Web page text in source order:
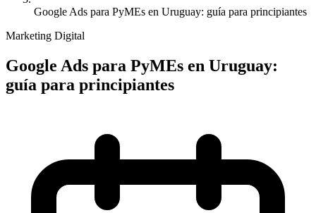
Google Ads para PyMEs en Uruguay: guía para principiantes
Marketing Digital
Google Ads para PyMEs en Uruguay:
guía para principiantes